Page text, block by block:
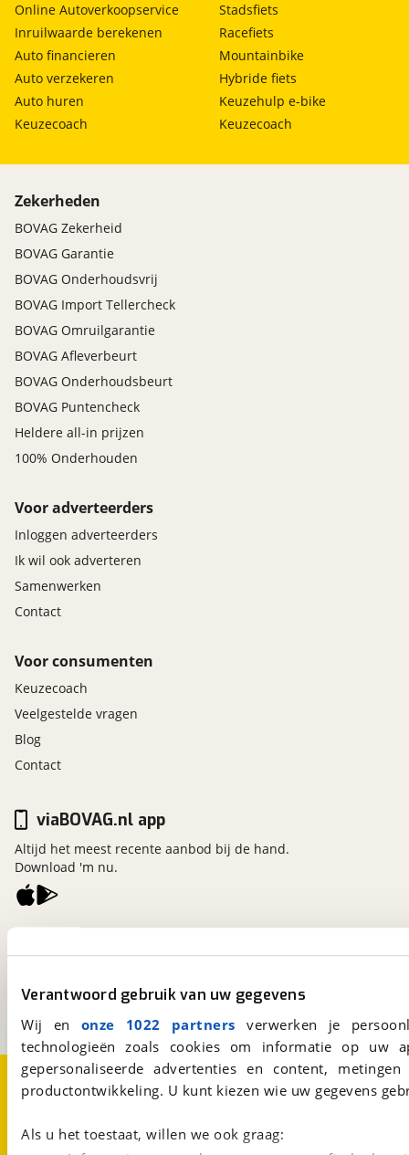
Verantwoord gebruik van uw gegevens
Wij en onze 1022 partners verwerken je
technologieën zoals cookies om informatie op
gepersonaliseerde advertenties en content,
productontwikkeling. U kunt kiezen wie uw gegevens
Als u het toestaat, willen we ook graag:
Online Autoverkoopservice
Inruilwaarde berekenen
Auto financieren
Auto verzekeren
Auto huren
Keuzecoach
Stadsfiets
Racefiets
Mountainbike
Hybride fiets
Keuzehulp e-bike
Keuzecoach
Zekerheden
BOVAG Zekerheid
BOVAG Garantie
BOVAG Onderhoudsvrij
BOVAG Import Tellercheck
BOVAG Omruilgarantie
BOVAG Afleverbeurt
BOVAG Onderhoudsbeurt
BOVAG Puntencheck
Heldere all-in prijzen
100% Onderhouden
Voor adverteerders
Inloggen adverteerders
Ik wil ook adverteren
Samenwerken
Contact
Voor consumenten
Keuzecoach
Veelgestelde vragen
Blog
Contact
Een initiatief van
viaBOVAG.nl app
Altijd het meest recente aanbod bij de hand.
Download 'm nu.
Over viaBOVAG.nlDisclaimer- en Privacyverklaring
CookievoorkeurenVacatures